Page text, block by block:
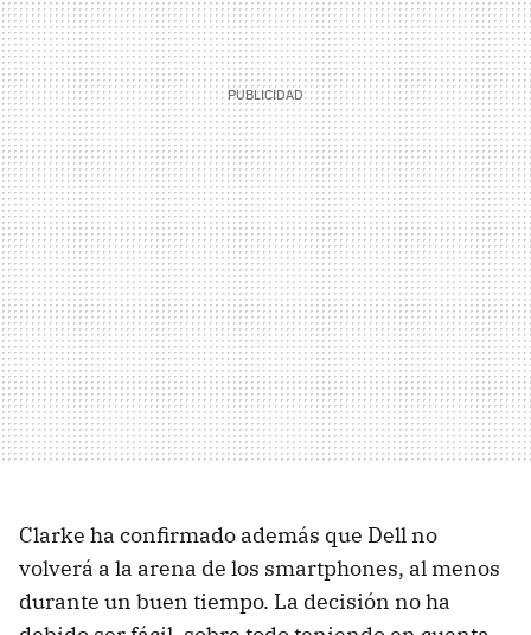
Clarke ha confirmado además que Dell no
volverá a la arena de los smartphones, al menos
durante un buen tiempo. La decisión no ha